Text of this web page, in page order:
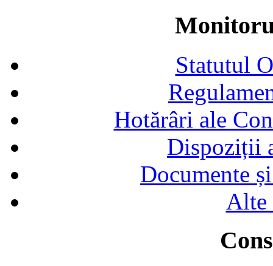
Statutul
Hotărâri ale
Dispoziții
Documente
Alte